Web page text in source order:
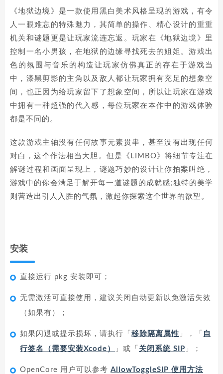
《地狱边境》是一款使用黑白美术风格呈现的游戏，有令
人一眼难忘的特殊魅力，其简单的操作、精心设计的重重
机关和谜题更是让玩家流连忘返。玩家在《地狱边境》里
控制一名小男孩，在地狱的边缘寻找死去的姐姐。游戏出
色的氛围与音乐的构造让玩家仿佛真正的存在于游戏当
中，漆黑剪影的主角以及敌人都让玩家拥有充足的想象空
间，也正因为给玩家留下了想象空间，所以让玩家在游戏
中拥有一种超强的代入感，每位玩家在本作中的游戏体验
都是不同的。
这款游戏主轴没有任何故事元素贯串，甚至没有出现任何
对白，这个作法相当大胆。但是《LIMBO》将细节专注在
解谜过程和画面呈现上，谜题巧妙的设计让你拍案叫绝，
游戏中的你会满足于解开每一道谜题的成就感;独特的美学
则营造出引人入胜的气氛，激起你探索这个世界的欲望。
安装
直接运行 pkg 安装即可；
无需激活可直接使用，建议关闭自动更新以免激活失效
（如果有）；
如果闪退或提示损坏，请执行「 移除隔离属性 」，「 自
行签名（需要安装Xcode）
」或「 关闭系统 SIP 」；
OpenCore 用户可以参考 AllowToggleSIP 使用方法